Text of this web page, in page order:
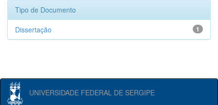
Tipo de Documento
1
Dissertação
UNIVERSIDADE FEDERAL DE SERGIPE